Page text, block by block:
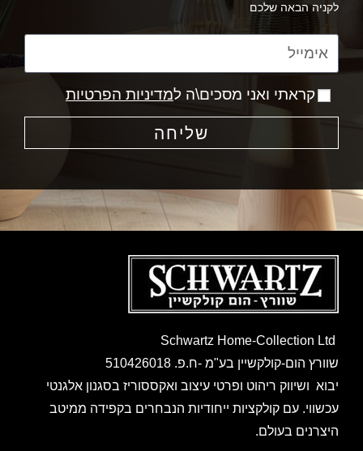
לקניה הבאה שלכם
קראתי ואני מסכים\ה למדיניות הפרטיות
שליחה
שוורץ הום-קולקשיין בע"מ -ח.פ. 510426018
יבוא ושיווק ריהוט ופרטי עיצוב ואקססוריז בסגנון אלגנטי
עכשווי. עם קולקציות ייחודיות הנבחרים בקפידה ממיטב
היצרנים בעולם.